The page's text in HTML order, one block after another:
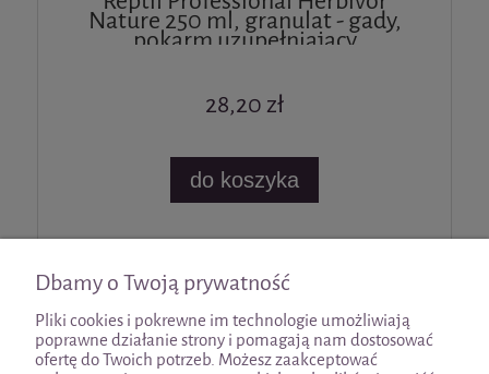
Nature 250 ml, granulat - gady,
pokarm uzupełniający
28,20 zł
do koszyka
« 1 2
Dbamy o Twoją prywatność
Pliki cookies i pokrewne im technologie umożliwiają
poprawne działanie strony i pomagają nam dostosować
ofertę do Twoich potrzeb. Możesz zaakceptować